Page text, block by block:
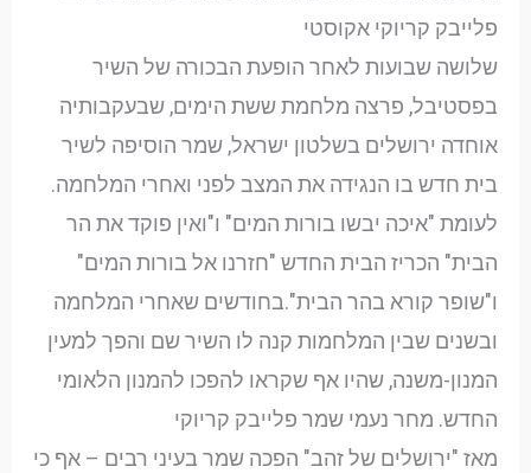
פלייבק קריוקי אקוסטי
שלושה שבועות לאחר הופעת הבכורה של השיר
בפסטיבל, פרצה מלחמת ששת הימים, שבעקבותיה
אוחדה ירושלים בשלטון ישראל, שמר הוסיפה לשיר
בית חדש בו הנגידה את המצב לפני ואחרי המלחמה.
לעומת "איכה יבשו בורות המים" ו"ואין פוקד את הר
הבית" הכריז הבית החדש "חזרנו אל בורות המים"
ו"שופר קורא בהר הבית".בחודשים שאחרי המלחמה
ובשנים שבין המלחמות קנה לו השיר שם והפך למעין
המנון-משנה, שהיו אף שקראו להפכו להמנון הלאומי
החדש. מחר נעמי שמר פלייבק קריוקי
מאז "ירושלים של זהב" הפכה שמר בעיני רבים – אף כי